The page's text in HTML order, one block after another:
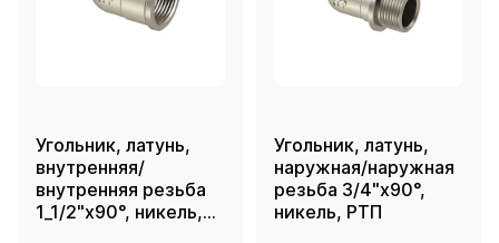
Угольник, латунь,
внутренняя/
внутренняя резьба
1_1/2"х90°, никель,
Угольник, латунь,
наружная/наружная
резьба 3/4"х90°,
никель, РТП